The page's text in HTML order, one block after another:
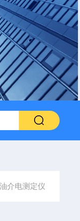
子电流循环寿命试
介电测定仪